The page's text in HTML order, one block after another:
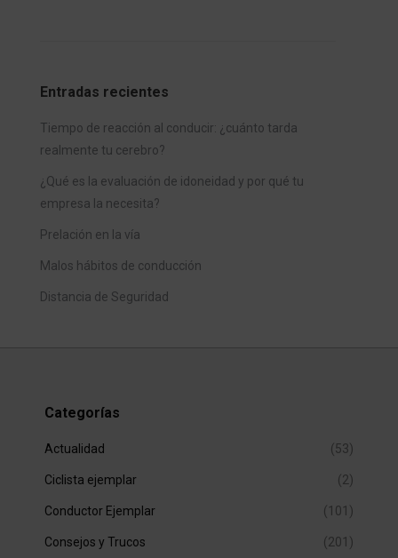
Entradas recientes
Tiempo de reacción al conducir: ¿cuánto tarda
realmente tu cerebro?
¿Qué es la evaluación de idoneidad y por qué tu
empresa la necesita?
Prelación en la vía
Malos hábitos de conducción
Distancia de Seguridad
Categorías
Actualidad (53)
Ciclista ejemplar (2)
Conductor Ejemplar (101)
Consejos y Trucos (201)